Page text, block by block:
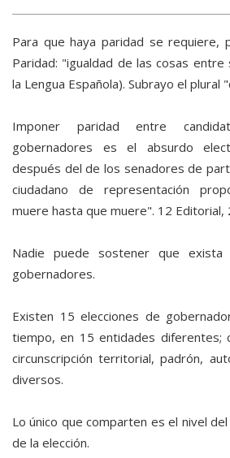
Para que haya paridad se requiere,
Paridad: "igualdad de las cosas entre
la Lengua Española). Subrayo el plural
Imponer paridad entre
gobernadores es el absurdo
después del de los senadores de
ciudadano de representación
muere hasta que muere". 12 Editorial,
Nadie puede sostener que
gobernadores.
Existen 15 elecciones de
tiempo, en 15 entidades diferentes;
circunscripción territorial, padrón,
diversos.
Lo único que comparten es el nivel
de la elección.